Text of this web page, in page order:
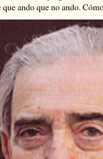
ando que no ando.